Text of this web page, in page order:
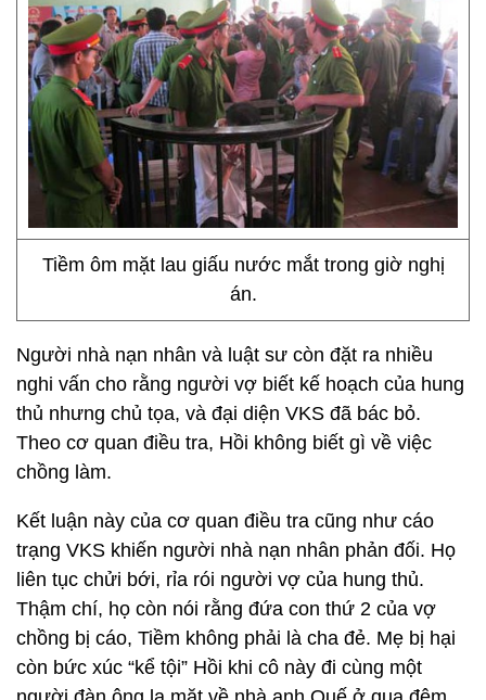
Tiềm ôm mặt lau giấu nước mắt trong giờ nghị
án.
Người nhà nạn nhân và luật sư còn đặt ra nhiều
nghi vấn cho rằng người vợ biết kế hoạch của hung
thủ nhưng chủ tọa, và đại diện VKS đã bác bỏ.
Theo cơ quan điều tra, Hồi không biết gì về việc
chồng làm.
Kết luận này của cơ quan điều tra cũng như cáo
trạng VKS khiến người nhà nạn nhân phản đối. Họ
liên tục chửi bới, rỉa rói người vợ của hung thủ.
Thậm chí, họ còn nói rằng đứa con thứ 2 của vợ
chồng bị cáo, Tiềm không phải là cha đẻ. Mẹ bị hại
còn bức xúc “kể tội” Hồi khi cô này đi cùng một